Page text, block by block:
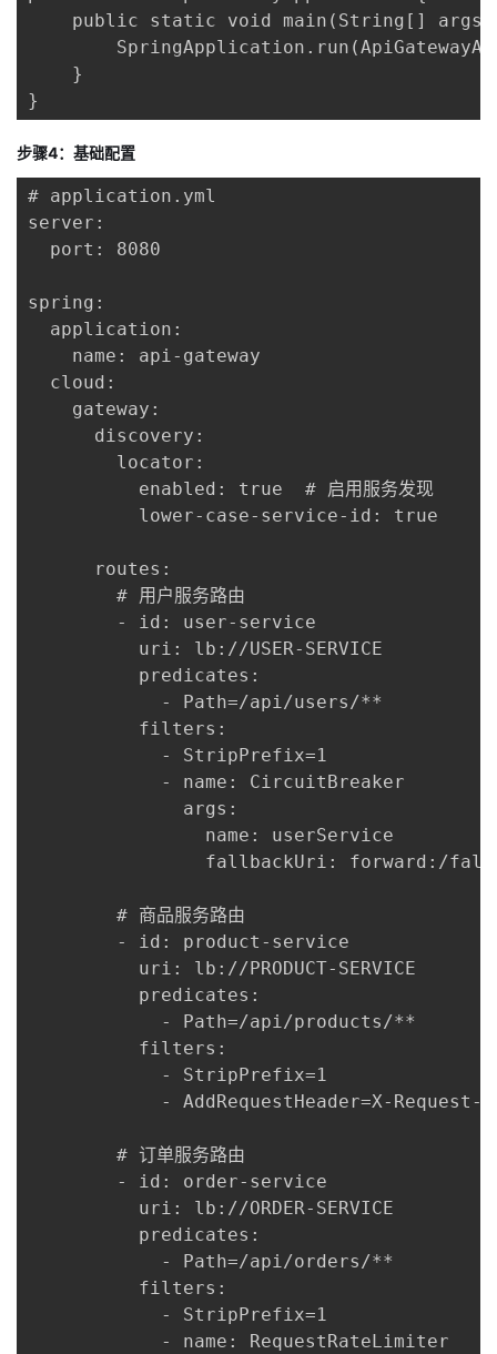
public static void main(String[]
    }
}
步骤4：基础配置
# application.yml
server:
  port: 8080
spring:
  application:
    name: api-gateway
  cloud:
    gateway:
      discovery:
        locator:
          enabled: true  # 启用服务发现
          lower-case-service-id: true
      routes:
        # 用户服务路由
        - id: user-service
          uri: lb://USER-SERVICE
          predicates:
            - Path=/api/users/**
          filters:
            - StripPrefix=1
            - name: CircuitBreaker
              args:
                name: userService
fallbackUri: forward:/
        # 商品服务路由
        - id: product-service
          uri: lb://PRODUCT-SERVICE
          predicates:
            - Path=/api/products/**
          filters:
            - StripPrefix=1
- AddRequestHeader=X-Request-
        # 订单服务路由
        - id: order-service
          uri: lb://ORDER-SERVICE
          predicates:
            - Path=/api/orders/**
          filters:
            - StripPrefix=1
            - name: RequestRateLimiter